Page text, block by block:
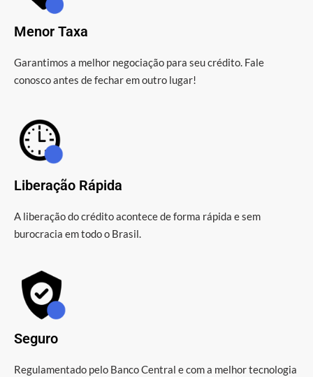
Menor Taxa
Garantimos a melhor negociação para seu crédito. Fale
conosco antes de fechar em outro lugar!
Liberação Rápida
A liberação do crédito acontece de forma rápida e sem
burocracia em todo o Brasil.
Seguro
Regulamentado pelo Banco Central e com a melhor tecnologia